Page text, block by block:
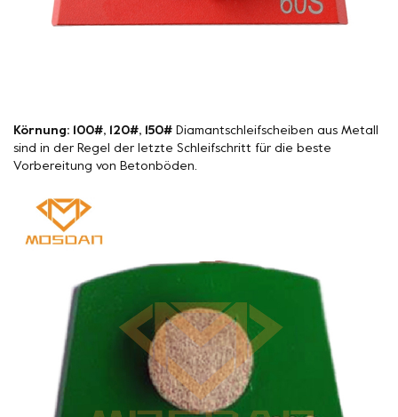
Körnung: 100#, 120#, 150#
Diamantschleifscheiben aus Metall
sind in der Regel der letzte Schleifschritt für die beste
Vorbereitung von Betonböden.